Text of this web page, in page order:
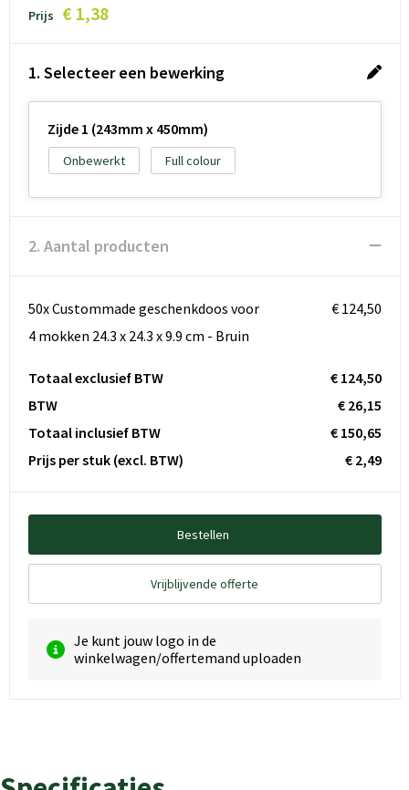
Prijs € 1,38
1. Selecteer een bewerking
Zijde 1 (243mm x 450mm)
Onbewerkt Full colour
2. Aantal producten
50x Custommade geschenkdoos voor
4 mokken 24.3 x 24.3 x 9.9 cm - Bruin
€ 124,50
Totaal exclusief BTW
€ 124,50
BTW
€ 26,15
Totaal inclusief BTW
€ 150,65
Prijs per stuk (excl. BTW) € 2,49
Bestellen
Vrijblijvende offerte
Je kunt jouw logo in de
winkelwagen/offertemand uploaden